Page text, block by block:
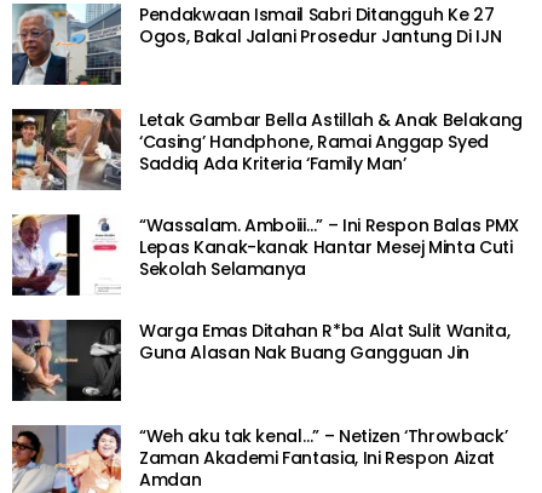
Pendakwaan Ismail Sabri Ditangguh Ke 27
Ogos, Bakal Jalani Prosedur Jantung Di IJN
Letak Gambar Bella Astillah & Anak Belakang
‘Casing’ Handphone, Ramai Anggap Syed
Saddiq Ada Kriteria ‘Family Man’
“Wassalam. Amboiii…” – Ini Respon Balas PMX
Lepas Kanak-kanak Hantar Mesej Minta Cuti
Sekolah Selamanya
Warga Emas Ditahan R*ba Alat Sulit Wanita,
Guna Alasan Nak Buang Gangguan Jin
“Weh aku tak kenal…” – Netizen ‘Throwback’
Zaman Akademi Fantasia, Ini Respon Aizat
Amdan